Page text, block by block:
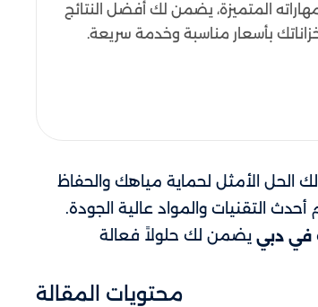
المتميزة، يضمن لك أفضل النتائج
الحل الأمثل لحماية مياهك والحفاظ
التقنيات والمواد عالية الجودة.
في دبي يضمن لك حلولاً فعالة
محتويات المقالة